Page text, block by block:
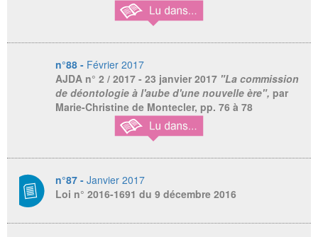
n°88 - Février 2017
AJDA n° 2 / 2017 - 23 janvier 2017 "La commission
de déontologie à l'aube d'une nouvelle ère", par
Marie-Christine de Montecler, pp. 76 à 78
n°87 - Janvier 2017
Loi n° 2016-1691 du 9 décembre 2016